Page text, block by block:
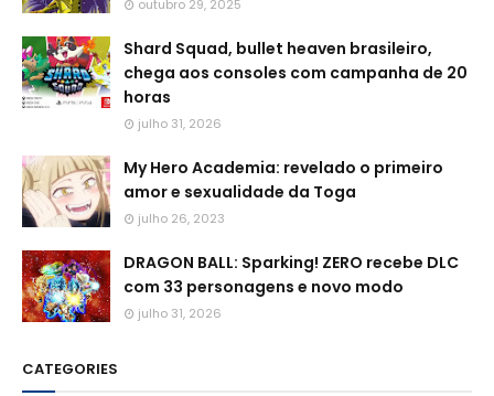
outubro 29, 2025
Shard Squad, bullet heaven brasileiro,
chega aos consoles com campanha de 20
horas
julho 31, 2026
My Hero Academia: revelado o primeiro
amor e sexualidade da Toga
julho 26, 2023
DRAGON BALL: Sparking! ZERO recebe DLC
com 33 personagens e novo modo
julho 31, 2026
CATEGORIES